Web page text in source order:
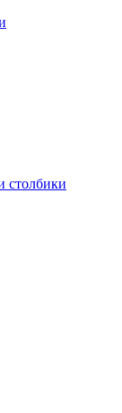
столбики